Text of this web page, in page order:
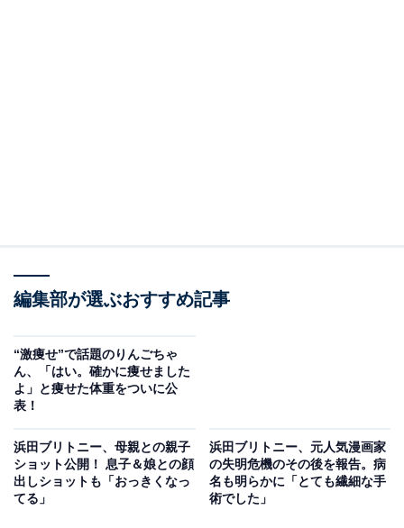
編集部が選ぶおすすめ記事
“激痩せ”で話題のりんごちゃ
ん、「はい。確かに痩せました
よ」と痩せた体重をついに公
表！
浜田ブリトニー、母親との親子
ショット公開！ 息子＆娘との顔
出しショットも「おっきくなっ
てる」
浜田ブリトニー、元人気漫画家
の失明危機のその後を報告。病
名も明らかに「とても繊細な手
術でした」